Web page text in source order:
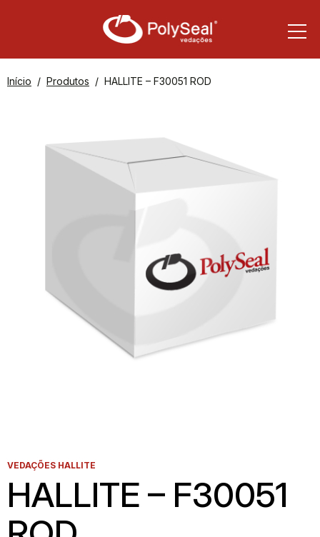
Início Produtos HALLITE – F30051 ROD
VEDAÇÕES HALLITE
HALLITE – F30051